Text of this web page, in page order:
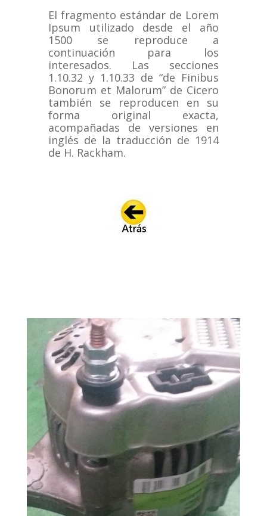
El fragmento estándar de Lorem
Ipsum utilizado desde el año
1500 se reproduce a
continuación para los
interesados.
Las secciones
1.10.32 y 1.10.33 de “de Finibus
Bonorum et Malorum” de Cicero
también se reproducen en su
forma original exacta,
acompañadas de versiones en
inglés de la traducción de 1914
de H. Rackham.